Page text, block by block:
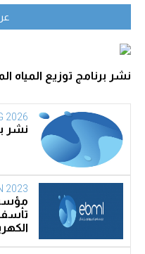
نشر برنامج توزيع المياه
2026
نشر
2023
تأسف